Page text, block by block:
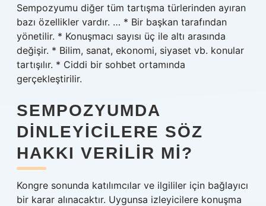
Sempozyumu diğer tüm tartışma türlerinden ayıran
bazı özellikler vardır. … * Bir başkan tarafından
yönetilir. * Konuşmacı sayısı üç ile altı arasında
değişir. * Bilim, sanat, ekonomi, siyaset vb. konular
tartışılır. * Ciddi bir sohbet ortamında
gerçekleştirilir.
SEMPOZYUMDA
DINLEYICILERE SÖZ
HAKKI VERILIR MI?
Kongre sonunda katılımcılar ve ilgililer için bağlayıcı
bir karar alınacaktır. Uygunsa izleyicilere konuşma